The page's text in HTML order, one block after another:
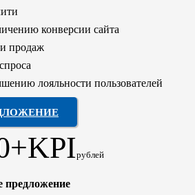
конверсии сайта
продаж
лояльности пользователей
рублей
предложение